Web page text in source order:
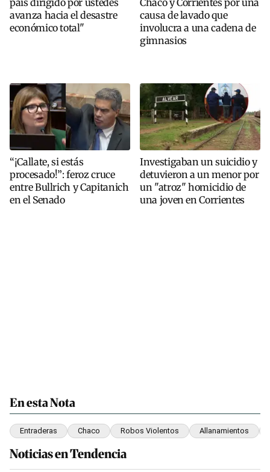
avanza hacia el desastre
económico total"
causa de lavado que
involucra a una cadena de
gimnasios
“¡Callate, si estás
procesado!”: feroz cruce
entre Bullrich y Capitanich
en el Senado
Investigaban un suicidio y
detuvieron a un menor por
un "atroz" homicidio de
una joven en Corrientes
En esta Nota
Entraderas Chaco Robos Violentos Allanamientos
Noticias en Tendencia